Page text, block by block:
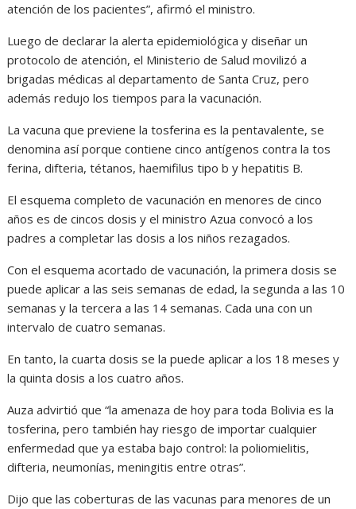
atención de los pacientes”, afirmó el ministro.
Luego de declarar la alerta epidemiológica y diseñar un
protocolo de atención, el Ministerio de Salud movilizó a
brigadas médicas al departamento de Santa Cruz, pero
además redujo los tiempos para la vacunación.
La vacuna que previene la tosferina es la pentavalente, se
denomina así porque contiene cinco antígenos contra la tos
ferina, difteria, tétanos, haemifilus tipo b y hepatitis B.
El esquema completo de vacunación en menores de cinco
años es de cincos dosis y el ministro Azua convocó a los
padres a completar las dosis a los niños rezagados.
Con el esquema acortado de vacunación, la primera dosis se
puede aplicar a las seis semanas de edad, la segunda a las 10
semanas y la tercera a las 14 semanas. Cada una con un
intervalo de cuatro semanas.
En tanto, la cuarta dosis se la puede aplicar a los 18 meses y
la quinta dosis a los cuatro años.
Auza advirtió que “la amenaza de hoy para toda Bolivia es la
tosferina, pero también hay riesgo de importar cualquier
enfermedad que ya estaba bajo control: la poliomielitis,
difteria, neumonías, meningitis entre otras”.
Dijo que las coberturas de las vacunas para menores de un